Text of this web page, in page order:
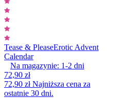
Tease & PleaseErotic Advent
Calendar
Na magazynie: 1-2 dni
72,90 zł
72,90 złNajniższa cena za
ostatnie 30 dni.